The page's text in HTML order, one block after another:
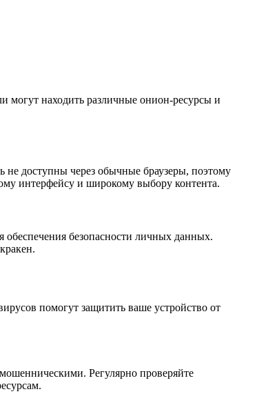
могут находить различные онион-ресурсы и
не доступны через обычные браузеры, поэтому
интерфейсу и широкому выбору контента.
обеспечения безопасности личных данных.
помогут защитить ваше устройство от
Регулярно проверяйте